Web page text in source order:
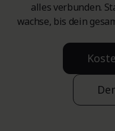
alles verbunden.
wachse, bis dein